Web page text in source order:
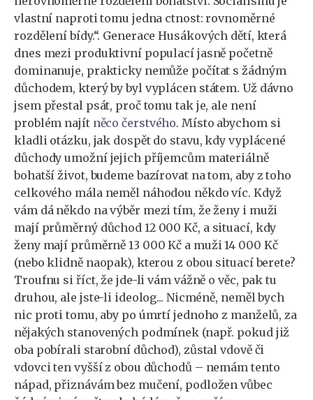
vlastní naproti tomu jedna ctnost: rovnoměrné
rozdělení bídy.“. Generace Husákových dětí, která
dnes mezi produktivní populací jasně početně
dominanuje, prakticky nemůže počítat s žádným
důchodem, který by byl vyplácen státem. Už dávno
jsem přestal psát, proč tomu tak je, ale není
problém najít něco čerstvého. Místo abychom si
kladli otázku, jak dospět do stavu, kdy vyplácené
důchody umožní jejich příjemcům materiálně
bohatší život, budeme bazírovat na tom, aby z toho
celkového mála neměl náhodou někdo víc. Když
vám dá někdo na výběr mezi tím, že ženy i muži
mají průměrný důchod 12 000 Kč, a situací, kdy
ženy mají průměrně 13 000 Kč a muži 14 000 Kč
(nebo klidně naopak), kterou z obou situací berete?
Troufnu si říct, že jde-li vám vážně o věc, pak tu
druhou, ale jste-li ideolog... Nicméně, neměl bych
nic proti tomu, aby po úmrtí jednoho z manželů, za
nějakých stanovených podmínek (např. pokud již
oba pobírali starobní důchod), zůstal vdově či
vdovci ten vyšší z obou důchodů – nemám tento
nápad, přiznávám bez mučení, podložen vůbec